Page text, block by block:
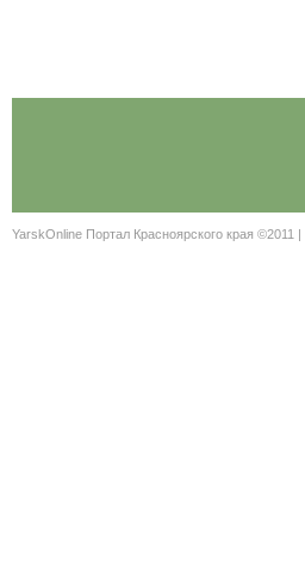
YarskOnline Портал Красноярского края ©2011 |